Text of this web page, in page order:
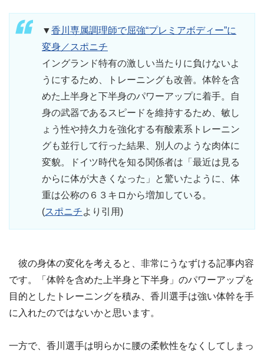
▼香川専属調理師で屈強“プレミアボディー”に
変身／スポニチ
イングランド特有の激しい当たりに負けないよ
うにするため、トレーニングも改善。体幹を含
めた上半身と下半身のパワーアップに着手。自
身の武器であるスピードを維持するため、敏し
ょう性や持久力を強化する有酸素系トレーニン
グも並行して行った結果、別人のような肉体に
変貌。ドイツ時代を知る関係者は「最近は見る
からに体が大きくなった」と驚いたように、体
重は公称の６３キロから増加している。
(スポニチより引用)
彼の身体の変化を考えると、非常にうなずける記事内容
です。「体幹を含めた上半身と下半身」のパワーアップを
目的としたトレーニングを積み、香川選手は強い体幹を手
に入れたのではないかと思います。
一方で、香川選手は明らかに腰の柔軟性をなくしてしまっ